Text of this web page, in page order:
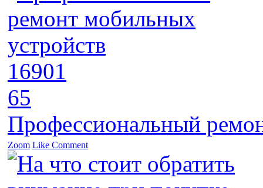
16901
65
Профессиональный
Zoom Like Comment